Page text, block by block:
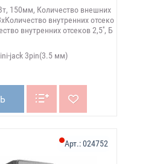
150мм, Количество внешних
внутренних отсеко
внутренних отсеков 2,5'', Б
jack 3pin(3.5 мм)
Арт.:024752